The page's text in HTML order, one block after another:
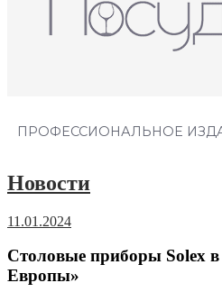
ПРОФЕССИОНАЛЬНОЕ
Новости
11.01.2024
Столовые приборы Solex
Европы»